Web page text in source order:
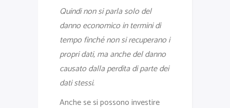
Quindi non si parla solo del
danno economico in termini di
tempo finché non si recuperano i
propri dati, ma anche del danno
causato dalla perdita di parte dei
dati stessi.
Anche se si possono investire